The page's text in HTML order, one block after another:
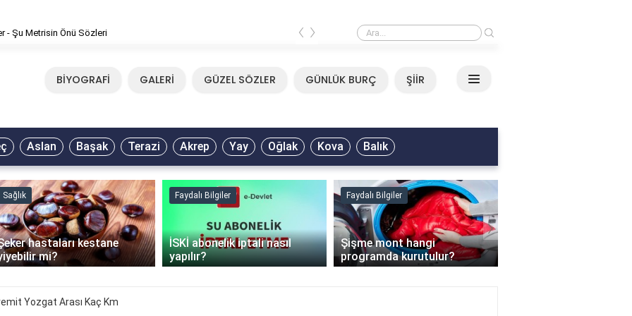
- Şu Metrisin Önü Sözleri Mirkelam - Tavla Sözleri
‹ ›
BİYOGRAFİ GALERİ GÜZEL SÖZLER GÜNLÜK BURÇ ŞİİR
Aslan Başak Terazi Akrep Yay Oğlak Kova Balık
Sağlık
hastaları kestane
mi?
Faydalı Bilgiler
İSKİ abonelik iptali nasıl
yapılır?
Faydalı Bilgiler
Şişme mont hangi
programda kurutulur?
›
Yozgat Arası Kaç Km